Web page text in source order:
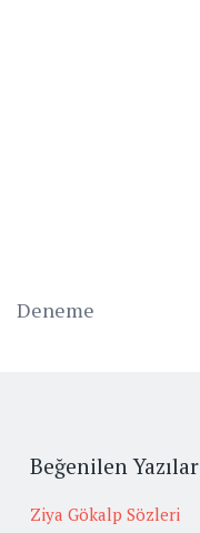
Deneme
Beğenilen Yazılar
Ziya Gökalp Sözleri